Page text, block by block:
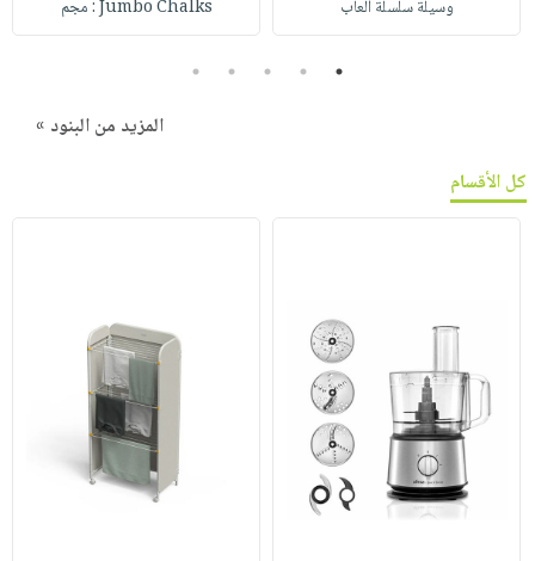
وسيلة سلسلة ألعاب Jumbo Chalks : مجم
1
2
3
4
5
المزيد من البنود »
كل الأقسام